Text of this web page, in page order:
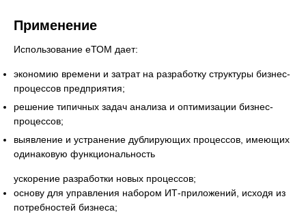
Применение
Использование еТОМ дает:
экономию времени и затрат на разработку структуры бизнес-
процессов предприятия;
решение типичных задач анализа и оптимизации бизнес-
процессов;
выявление и устранение дублирующих процессов, имеющих
одинаковую функциональность
ускорение разработки новых процессов;
основу для управления набором ИТ-приложений, исходя из
потребностей бизнеса;